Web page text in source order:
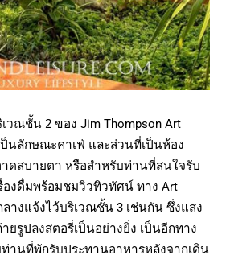
วณชั้น 2 ของ Jim Thompson Art
นลักษณะคาเฟ่ และส่วนที่เป็นห้อง
ดสบายตา หรือสำหรับท่านที่สนใจรับ
องดื่มพร้อมชมวิวทิวทัศน์ ทาง Art
างแจ้งไว้บริเวณชั้น 3 เช่นกัน ซึ่งแสง
ยรูปลงสตอรี่เป็นอย่างยิ่ง เป็นอีกทาง
ท่านที่พักรับประทานอาหารหลังจากเดิน